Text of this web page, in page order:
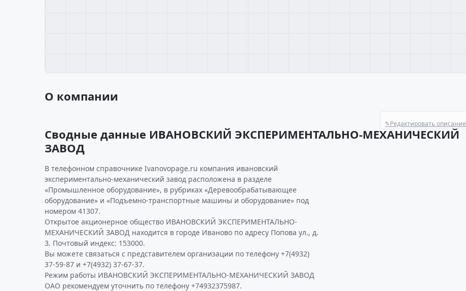
О компании
✎Редактировать описание
Сводные данные ИВАНОВСКИЙ ЭКСПЕРИМЕНТАЛЬНО-МЕХАНИЧЕСКИЙ
ЗАВОД
В телефонном справочнике Ivanovopage.ru компания ивановский
экспериментально-механический завод расположена в разделе
«Промышленное оборудование», в рубриках «Деревообрабатывающее
оборудование» и «Подъемно-транспортные машины и оборудование» под
номером 41307.
Открытое акционерное общество ИВАНОВСКИЙ ЭКСПЕРИМЕНТАЛЬНО-
МЕХАНИЧЕСКИЙ ЗАВОД находится в городе Иваново по адресу Попова ул., д.
3. Почтовый индекс: 153000.
Вы можете связаться с представителем организации по телефону +7(4932)
37-59-87 и +7(4932) 37-67-37.
Режим работы ИВАНОВСКИЙ ЭКСПЕРИМЕНТАЛЬНО-МЕХАНИЧЕСКИЙ ЗАВОД
ОАО рекомендуем уточнить по телефону +74932375987.